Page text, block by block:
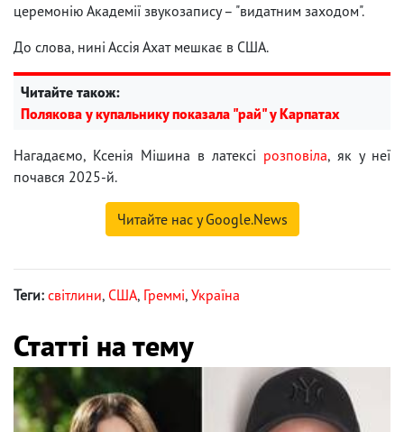
церемонію Академії звукозапису – "видатним заходом".
До слова, нині Ассія Ахат мешкає в США.
Читайте також:
Полякова у купальнику показала "рай" у Карпатах
Нагадаємо, Ксенія Мішина в латексі розповіла, як у неї
почався 2025-й.
Читайте нас у Google.News
Теги: світлини, США, Греммі, Україна
Статті на тему